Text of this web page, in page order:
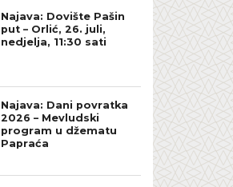
Najava: Dovište Pašin
put – Orlić, 26. juli,
nedjelja, 11:30 sati
Najava: Dani povratka
2026 – Mevludski
program u džematu
Papraća